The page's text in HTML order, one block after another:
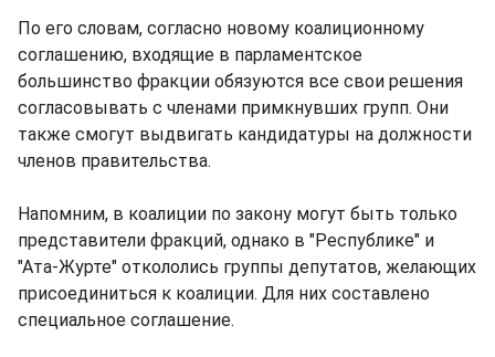
По его словам, согласно новому коалиционному
соглашению, входящие в парламентское
большинство фракции обязуются все свои решения
согласовывать с членами примкнувших групп. Они
также смогут выдвигать кандидатуры на должности
членов правительства.
Напомним, в коалиции по закону могут быть только
представители фракций, однако в "Республике" и
"Ата-Журте" откололись группы депутатов, желающих
присоединиться к коалиции. Для них составлено
специальное соглашение.